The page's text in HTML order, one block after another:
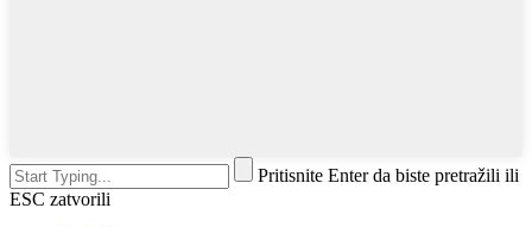
Pritisnite Enter da biste pretražili ili
ESC zatvorili